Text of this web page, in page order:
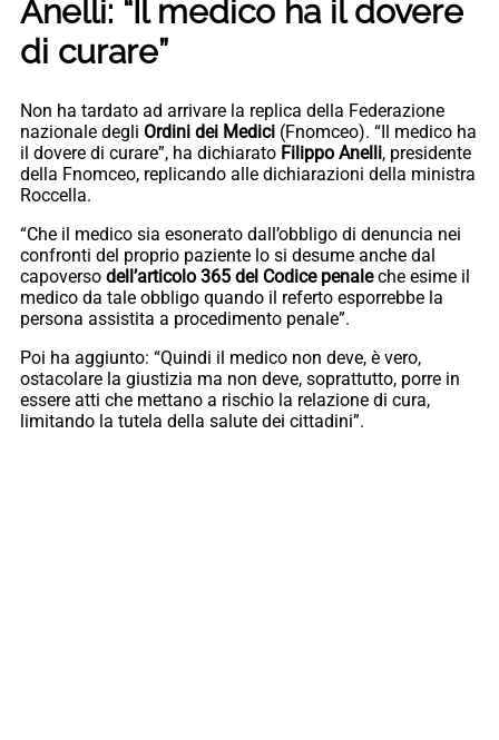
Anelli: “Il medico ha il dovere
di curare”
Non ha tardato ad arrivare la replica della Federazione
nazionale degli Ordini dei Medici (Fnomceo). “Il medico ha
il dovere di curare”, ha dichiarato Filippo Anelli, presidente
della Fnomceo, replicando alle dichiarazioni della ministra
Roccella.
“Che il medico sia esonerato dall’obbligo di denuncia nei
confronti del proprio paziente lo si desume anche dal
capoverso dell’articolo 365 del Codice penaleche esime il
medico da tale obbligo quando il referto esporrebbe la
persona assistita a procedimento penale”.
Poi ha aggiunto: “Quindi il medico non deve, è vero,
ostacolare la giustizia ma non deve, soprattutto, porre in
essere atti che mettano a rischio la relazione di cura,
limitando la tutela della salute dei cittadini”.